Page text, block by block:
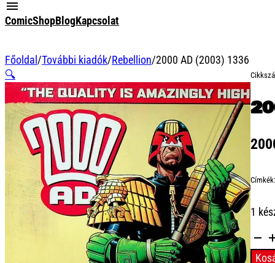
ComicShopBlogKapcsolat
Főoldal /További kiadók/Rebellion/2000 AD (2003) 1336
🔍
Címkék:
1
2000
AD